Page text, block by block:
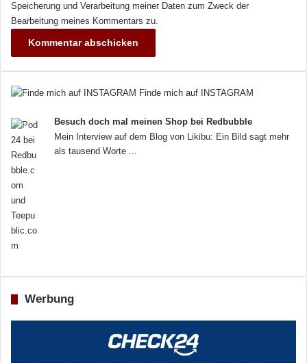
Speicherung und Verarbeitung meiner Daten zum Zweck der
Bearbeitung meines Kommentars zu.
Finde mich auf INSTAGRAM
Besuch doch mal meinen Shop bei Redbubble
Mein Interview auf dem Blog von Likibu: Ein Bild sagt mehr
als tausend Worte ...
Werbung